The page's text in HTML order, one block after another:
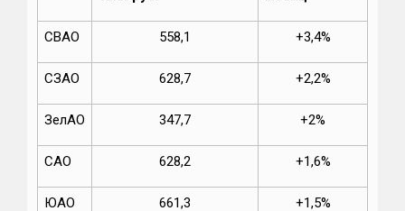
СВАО 558,1 +3,4%
СЗАО 628,7 +2,2%
ЗелАО 347,7 +2%
САО 628,2 +1,6%
ЮАО 661,3 +1,5%